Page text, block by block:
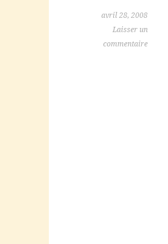
avril 28, 2008
Laisser un
commentaire